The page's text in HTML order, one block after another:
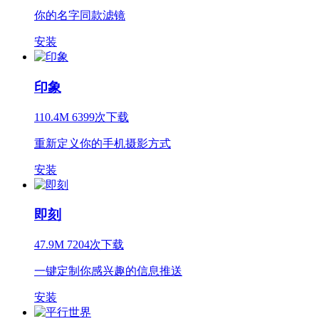
你的名字同款滤镜
安装
印象
110.4M 6399次下载
重新定义你的手机摄影方式
安装
即刻
47.9M 7204次下载
一键定制你感兴趣的信息推送
安装